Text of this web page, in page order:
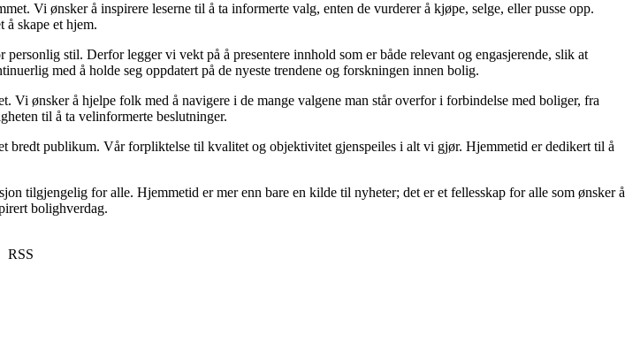
Vi ønsker å inspirere leserne til å ta informerte valg, enten de vurderer å kjøpe, selge, eller pusse opp.
å skape et hjem.
stil. Derfor legger vi vekt på å presentere innhold som er både relevant og engasjerende, slik at
med å holde seg oppdatert på de nyeste trendene og forskningen innen bolig.
ønsker å hjelpe folk med å navigere i de mange valgene man står overfor i forbindelse med boliger, fra
til å ta velinformerte beslutninger.
publikum. Vår forpliktelse til kvalitet og objektivitet gjenspeiles i alt vi gjør. Hjemmetid er dedikert til å
tilgjengelig for alle. Hjemmetid er mer enn bare en kilde til nyheter; det er et fellesskap for alle som ønsker å
bolighverdag.
RSS